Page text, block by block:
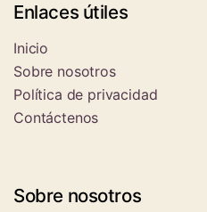
Enlaces útiles
Inicio
Sobre nosotros
Política de privacidad
Contáctenos
Sobre nosotros